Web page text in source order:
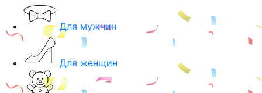
Для мужчин
Для женщин